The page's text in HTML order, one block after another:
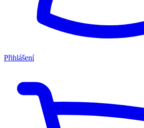
Přihlášení